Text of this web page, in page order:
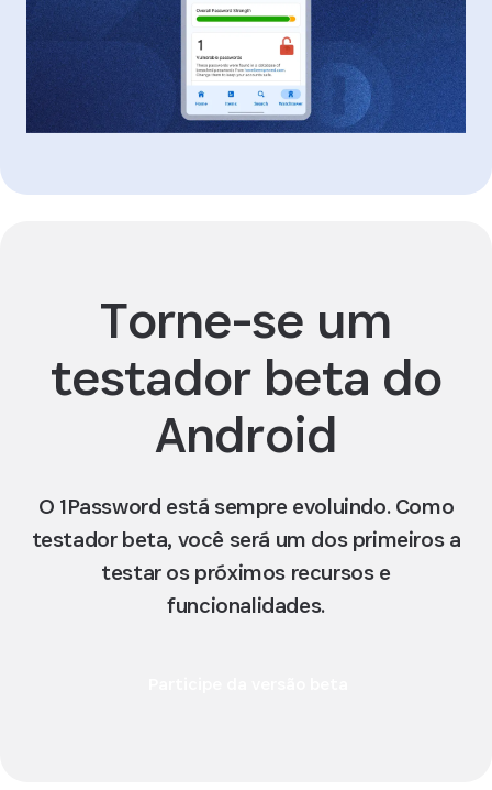
Torne-se um
testador beta do
Android
O 1Password está sempre evoluindo. Como
testador beta, você será um dos primeiros a
testar os próximos recursos e
funcionalidades.